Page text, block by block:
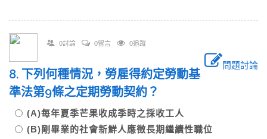
0討論 0留言 0追蹤
問題討論
8. 下列何種情況，勞雇得約定勞動基
準法第9條之定期勞動契約？
(A)每年夏季芒果收成季時之採收工人
(B)剛畢業的社會新鮮人應徵長期繼續性職位